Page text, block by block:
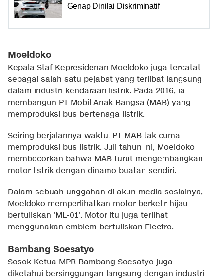
Genap Dinilai Diskriminatif
Moeldoko
Kepala Staf Kepresidenan Moeldoko juga tercatat
sebagai salah satu pejabat yang terlibat langsung
dalam industri kendaraan listrik. Pada 2016, ia
membangun PT Mobil Anak Bangsa (MAB) yang
memproduksi bus bertenaga listrik.
Seiring berjalannya waktu, PT MAB tak cuma
memproduksi bus listrik. Juli tahun ini, Moeldoko
membocorkan bahwa MAB turut mengembangkan
motor listrik dengan dinamo buatan sendiri.
Dalam sebuah unggahan di akun media sosialnya,
Moeldoko memperlihatkan motor berkelir hijau
bertuliskan 'ML-01'. Motor itu juga terlihat
menggunakan emblem bertuliskan Electro.
Bambang Soesatyo
Sosok Ketua MPR Bambang Soesatyo juga
diketahui bersinggungan langsung dengan industri